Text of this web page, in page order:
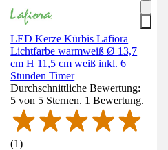
LED Kerze Kürbis Lafiora
Lichtfarbe warmweiß Ø 13,7
cm H 11,5 cm weiß inkl. 6
Stunden Timer
Durchschnittliche Bewertung:
5 von 5 Sternen. 1 Bewertung.
(1)